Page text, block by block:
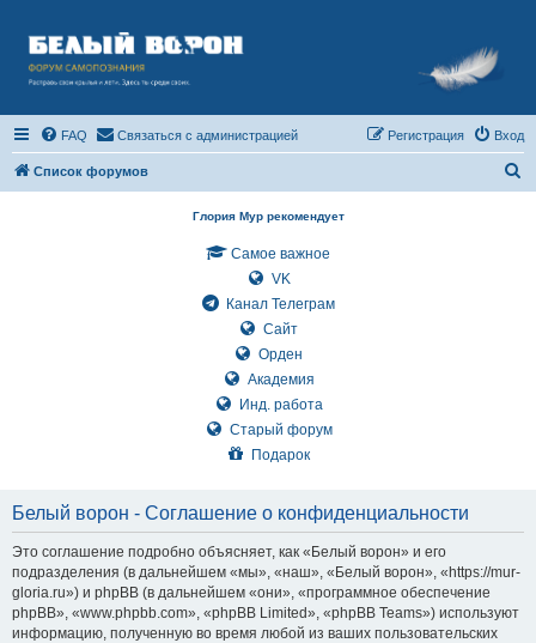
FAQ Связаться с администрацией Вход
Регистрация
Список форумов
Глория Мур рекомендует
Самое важное
VK
Канал Телеграм
Сайт
Орден
Академия
Инд. работа
Старый форум
Подарок
Белый ворон - Соглашение о конфиденциальности
Это соглашение подробно объясняет, как «Белый ворон» и его
подразделения (в дальнейшем «мы», «наш», «Белый ворон», «https://mur-
gloria.ru») и phpBB (в дальнейшем «они», «программное обеспечение
phpBB», «www.phpbb.com», «phpBB Limited», «phpBB Teams») используют
информацию, полученную во время любой из ваших пользовательских